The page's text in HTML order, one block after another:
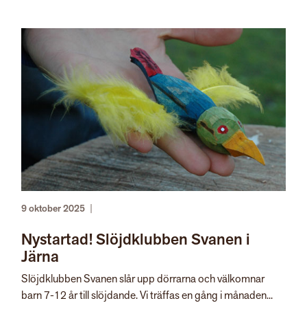
9 oktober 2025 |
Nystartad! Slöjdklubben Svanen i
Järna
Slöjdklubben Svanen slår upp dörrarna och välkomnar
barn 7-12 år till slöjdande. Vi träffas en gång i månaden...